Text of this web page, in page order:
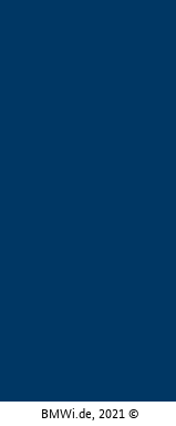
BMWi.de, 2021 ©